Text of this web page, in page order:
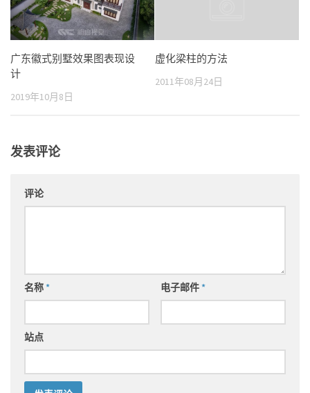
广东徽式别墅效果图表现设
计
2019年10月8日
虚化梁柱的方法
2011年08月24日
发表评论
评论
名称* 电子邮件*
站点